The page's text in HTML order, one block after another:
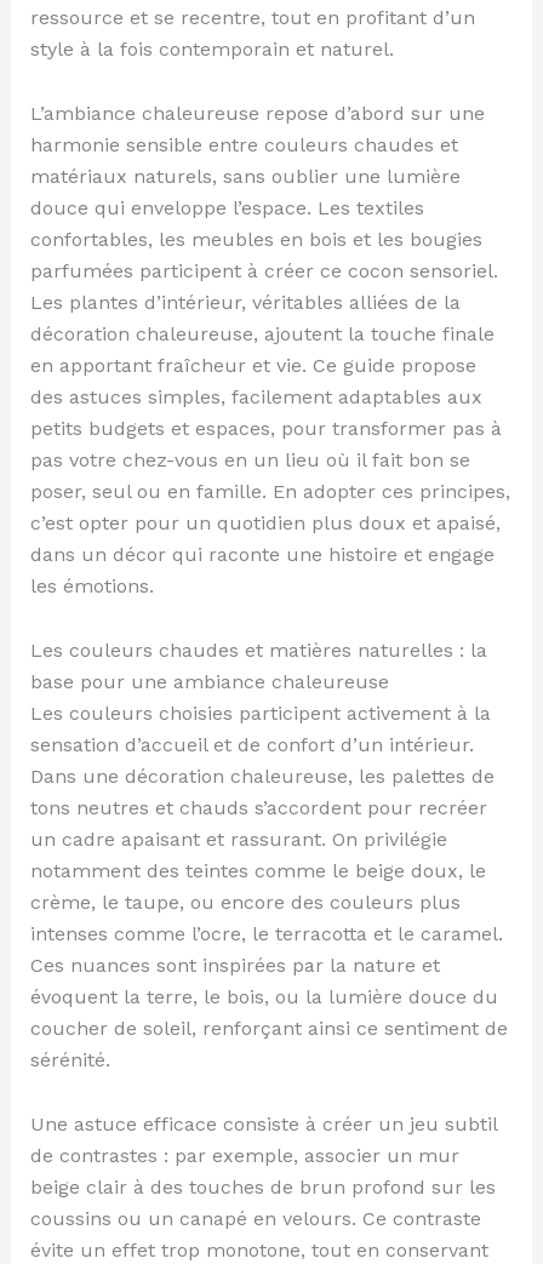
ressource et se recentre, tout en profitant d’un
style à la fois contemporain et naturel.
L’ambiance chaleureuse repose d’abord sur une
harmonie sensible entre couleurs chaudes et
matériaux naturels, sans oublier une lumière
douce qui enveloppe l’espace. Les textiles
confortables, les meubles en bois et les bougies
parfumées participent à créer ce cocon sensoriel.
Les plantes d’intérieur, véritables alliées de la
décoration chaleureuse, ajoutent la touche finale
en apportant fraîcheur et vie. Ce guide propose
des astuces simples, facilement adaptables aux
petits budgets et espaces, pour transformer pas à
pas votre chez-vous en un lieu où il fait bon se
poser, seul ou en famille. En adopter ces principes,
c’est opter pour un quotidien plus doux et apaisé,
dans un décor qui raconte une histoire et engage
les émotions.
Les couleurs chaudes et matières naturelles : la
base pour une ambiance chaleureuse
Les couleurs choisies participent activement à la
sensation d’accueil et de confort d’un intérieur.
Dans une décoration chaleureuse, les palettes de
tons neutres et chauds s’accordent pour recréer
un cadre apaisant et rassurant. On privilégie
notamment des teintes comme le beige doux, le
crème, le taupe, ou encore des couleurs plus
intenses comme l’ocre, le terracotta et le caramel.
Ces nuances sont inspirées par la nature et
évoquent la terre, le bois, ou la lumière douce du
coucher de soleil, renforçant ainsi ce sentiment de
sérénité.
Une astuce efficace consiste à créer un jeu subtil
de contrastes : par exemple, associer un mur
beige clair à des touches de brun profond sur les
coussins ou un canapé en velours. Ce contraste
évite un effet trop monotone, tout en conservant